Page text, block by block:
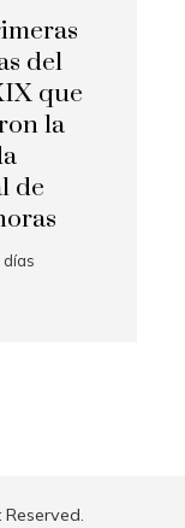
del
que
la
de
días